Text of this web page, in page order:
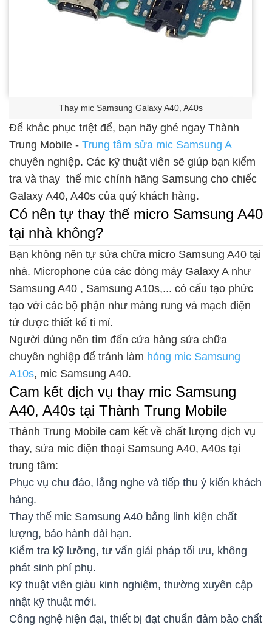
Thay mic Samsung Galaxy A40, A40s
Để khắc phục triệt để, bạn hãy ghé ngay Thành
Trung Mobile - Trung tâm sửa mic Samsung A
chuyên nghiệp. Các kỹ thuật viên sẽ giúp bạn kiểm
tra và thay thế mic chính hãng Samsung cho chiếc
Galaxy A40, A40s của quý khách hàng.
Có nên tự thay thế micro Samsung A40
tại nhà không?
Bạn không nên tự sửa chữa micro Samsung A40 tại
nhà. Microphone của các dòng máy Galaxy A như
Samsung A40 , Samsung A10s,... có cấu tạo phức
tạo với các bộ phận như màng rung và mạch điện
tử được thiết kế tỉ mỉ.
Người dùng nên tìm đến cửa hàng sửa chữa
chuyên nghiệp để tránh làm hỏng mic Samsung
A10s, mic Samsung A40.
Cam kết dịch vụ thay mic Samsung
A40, A40s tại Thành Trung Mobile
Thành Trung Mobile cam kết về chất lượng dịch vụ
thay, sửa mic điện thoại Samsung A40, A40s tại
trung tâm:
Phục vụ chu đáo, lắng nghe và tiếp thu ý kiến khách
hàng.
Thay thế mic Samsung A40 bằng linh kiện chất
lượng, bảo hành dài hạn.
Kiểm tra kỹ lưỡng, tư vấn giải pháp tối ưu, không
phát sinh phí phụ.
Kỹ thuật viên giàu kinh nghiệm, thường xuyên cập
nhật kỹ thuật mới.
Công nghệ hiện đại, thiết bị đạt chuẩn đảm bảo chất